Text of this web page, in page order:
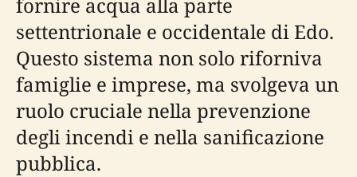
settentrionale e occidentale di Edo.
Questo sistema non solo riforniva
famiglie e imprese, ma svolgeva un
ruolo cruciale nella prevenzione
degli incendi e nella sanificazione
pubblica.